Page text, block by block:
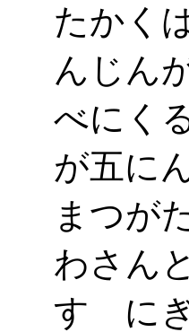
たかく
んじん
べにく
が五に
まつが
わさん
す に